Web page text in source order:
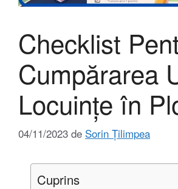
Checklist
Cumpărarea
Locuințe în
04/11/2023 de Sorin Țilimpea
Cuprins